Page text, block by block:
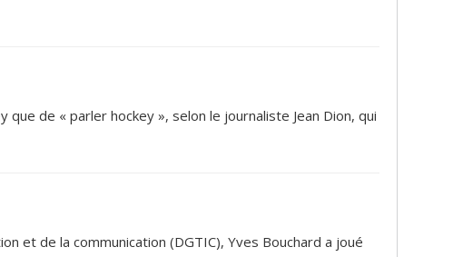
de « parler hockey », selon le journaliste Jean Dion, qui
et de la communication (DGTIC), Yves Bouchard a joué